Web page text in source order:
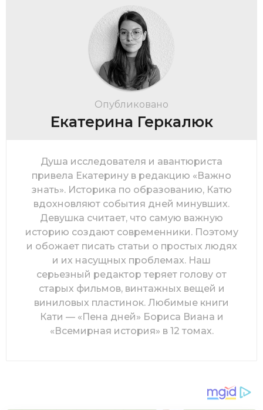
Опубликовано
Екатерина Геркалюк
Душа исследователя и авантюриста
привела Екатерину в редакцию «Важно
знать». Историка по образованию, Катю
вдохновляют события дней минувших.
Девушка считает, что самую важную
историю создают современники. Поэтому
и обожает писать статьи о простых людях
и их насущных проблемах. Наш
серьезный редактор теряет голову от
старых фильмов, винтажных вещей и
виниловых пластинок. Любимые книги
Кати — «Пена дней» Бориса Виана и
«Всемирная история» в 12 томах.